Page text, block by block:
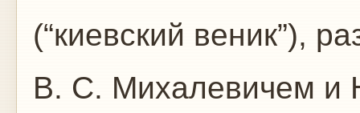
(“киевский веник”),
В. С. Михалевичем и